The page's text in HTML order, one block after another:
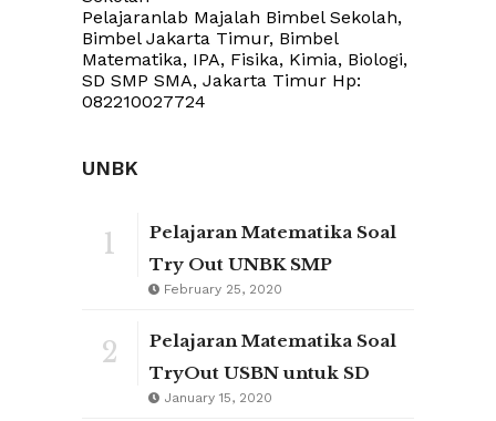
Pelajaranlab Majalah Bimbel Sekolah,
Bimbel Jakarta Timur, Bimbel
Matematika, IPA, Fisika, Kimia, Biologi,
SD SMP SMA, Jakarta Timur Hp:
082210027724
UNBK
1
Pelajaran Matematika Soal
Try Out UNBK SMP
February 25, 2020
2
Pelajaran Matematika Soal
TryOut USBN untuk SD
January 15, 2020